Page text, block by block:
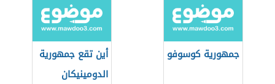
جمهورية كوسوفو
أين تقع جمهورية
الدومينيكان